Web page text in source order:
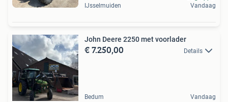
IJsselmuiden
Vandaag
John Deere 2250 met voorlader
€ 7.250,00 Details
Bedum Vandaag